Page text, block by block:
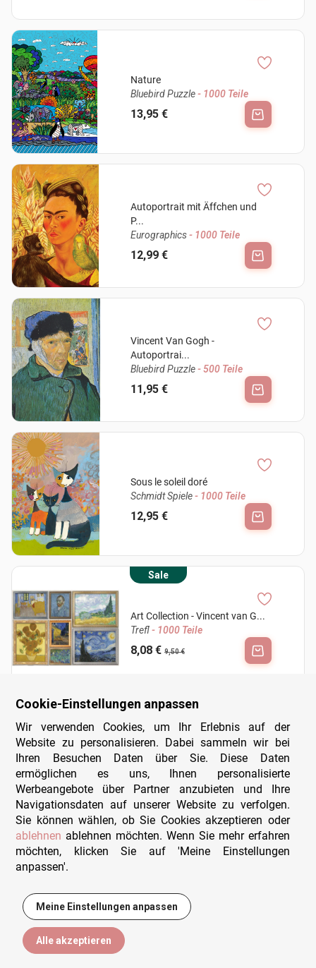
Filtern
Nature
Bluebird Puzzle- 1000 Teile
13,95 €
Autoportrait mit Äffchen und
P...
Eurographics- 1000 Teile
12,99 €
Vincent Van Gogh -
Autoportrai...
Bluebird Puzzle- 500 Teile
11,95 €
Sous le soleil doré
Schmidt Spiele- 1000 Teile
12,95 €
Sale
Art Collection - Vincent van G...
Trefl- 1000 Teile
8,08 € 9,50 €
The Cloisters
New York Puzzle
Company
- 1500
Teile
23,95 €
Neu
Roche...
Calypto- 1000 Teile
Cookie-Einstellungen anpassen
Wir verwenden Cookies, um Ihr Erlebnis auf der
Website zu personalisieren. Dabei sammeln wir bei
Ihren Besuchen Daten über Sie. Diese Daten
ermöglichen es uns, Ihnen personalisierte
Werbeangebote über Partner anzubieten und Ihre
Navigationsdaten auf unserer Website zu verfolgen.
Sie können wählen, ob Sie Cookies akzeptieren oder
ablehnen ablehnen möchten. Wenn Sie mehr erfahren
möchten, klicken Sie auf 'Meine Einstellungen
anpassen'.
Meine Einstellungen anpassen
Alle akzeptieren